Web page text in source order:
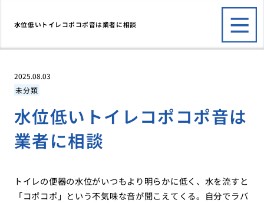
水位低いトイレコポコポ音は業者に相談
2025.08.03
未分類
水位低いトイレコポコポ音は
業者に相談
トイレの便器の水位がいつもより明らかに低く、水を流すと
「コポコポ」という不気味な音が聞こえてくる。自分でラバ